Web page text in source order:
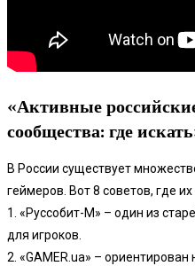
«Активные
сообщества: где
В России существует
геймеров. Вот 8 советов, где их
1. «Руссобит-М» – один из
для игроков.
2. «GAMER.ua» –